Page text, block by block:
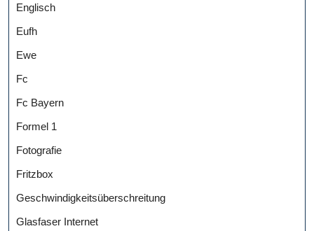
Englisch
Eufh
Ewe
Fc
Fc Bayern
Formel 1
Fotografie
Fritzbox
Geschwindigkeitsüberschreitung
Glasfaser Internet